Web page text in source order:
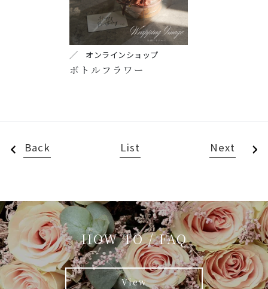
Back List Next
オンラインショップ
ボトルフラワー
HOW TO / FAQ
View